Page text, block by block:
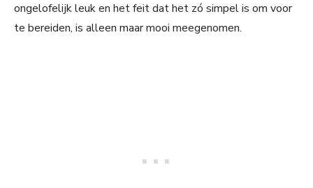
ongelofelijk leuk en het feit dat het zó simpel is om voor
te bereiden, is alleen maar mooi meegenomen.